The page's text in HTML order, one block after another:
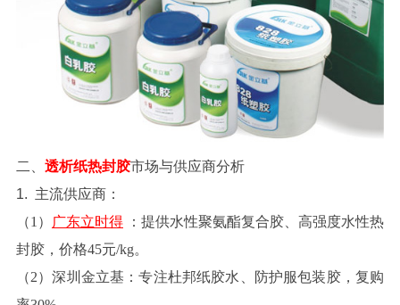
二、 透析纸热封胶市场与供应商分析
1. 主流供应商：
（1 ） 广东立时得 ：提供水性聚氨酯复合胶、高强度水性热
封胶，价格45元/kg。
（2）深圳金立基 ：专注杜邦纸胶水、防护服包装胶，复购